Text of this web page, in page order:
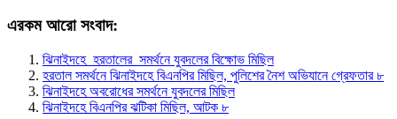
এরকম আরো সংবাদ:
ঝিনাইদহে হরতালের সমর্থনে যুবদলের বিক্ষোভ মিছিল
হরতাল সমর্থনে ঝিনাইদহে বিএনপির মিছিল, পুলিশের নৈশ অভিযানে গ্রেফতার ৮
ঝিনাইদহে অবরোধের সমর্থনে যুবদলের মিছিল
ঝিনাইদহে বিএনপির ঝটিকা মিছিল, আটক ৮